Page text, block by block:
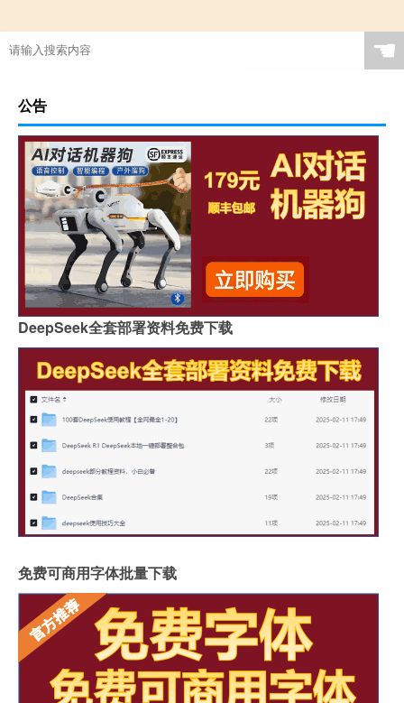
☚
公告
DeepSeek全套部署资料免费下载
免费可商用字体批量下载